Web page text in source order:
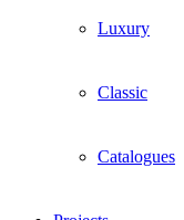
Luxury
Classic
Catalogues